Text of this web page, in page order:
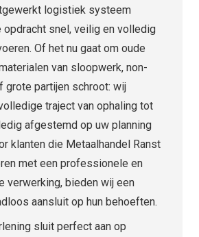
logistiek systeem
opdracht snel, veilig en volledig
Of het nu gaat om oude
van sloopwerk, non-
grote partijen schroot: wij
traject van ophaling tot
afgestemd op uw planning
klanten die Metaalhandel Ranst
met een professionele en
verwerking, bieden wij een
aansluit op hun behoeften.
sluit perfect aan op